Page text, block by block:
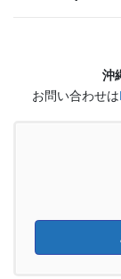
沖
お問い合わせは